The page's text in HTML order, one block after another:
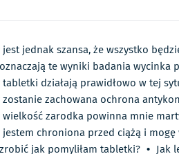
jest jednak szansa, że wszystko
te wyniki badania
tabletki działają prawidłowo w tej
zostanie zachowana ochrona
wielkość zarodka powinna mnie
jestem chroniona przed ciążą i
jak pomyliłam tabletki? • Jak